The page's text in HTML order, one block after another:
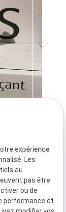
expérience
Les
au
pas être
ou de
performance et